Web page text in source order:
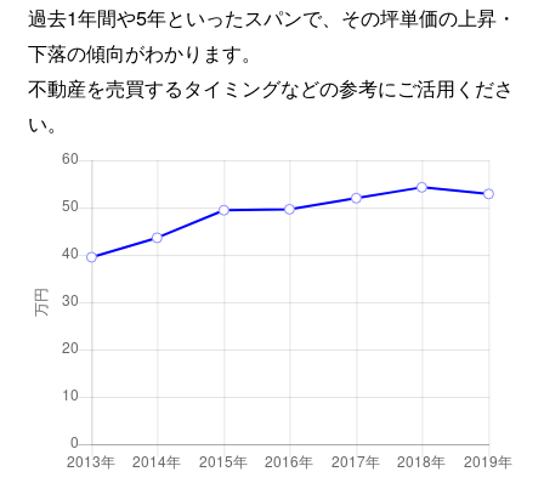
過去1年間や5年といったスパンで、その坪単価の上昇・
下落の傾向がわかります。
不動産を売買するタイミングなどの参考にご活用くださ
い。